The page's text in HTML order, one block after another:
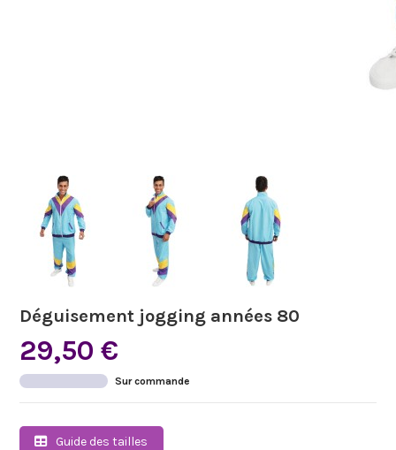
Déguisement jogging années 80
29,50 €
Sur commande
Guide des tailles